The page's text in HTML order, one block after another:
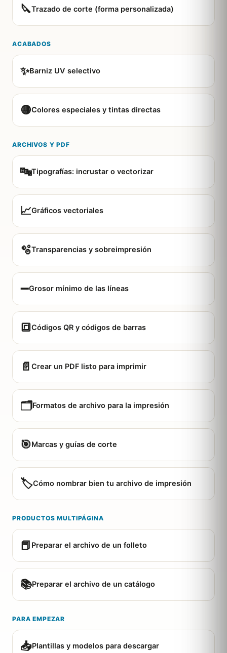
🔪Trazado de corte (forma personalizada)
ACABADOS
✨Barniz UV selectivo
🟡Colores especiales y tintas directas
ARCHIVOS Y PDF
🔤Tipografías: incrustar o vectorizar
📈Gráficos vectoriales
🫧Transparencias y sobreimpresión
➖Grosor mínimo de las líneas
🔳Códigos QR y códigos de barras
📄 Crear un PDF listo para imprimir
🗂️Formatos de archivo para la impresión
🎯Marcas y guías de corte
🏷️Cómo nombrar bien tu archivo de impresión
PRODUCTOS MULTIPÁGINA
📕 Preparar el archivo de un folleto
📚Preparar el archivo de un catálogo
PARA EMPEZAR
📥Plantillas y modelos para descargar